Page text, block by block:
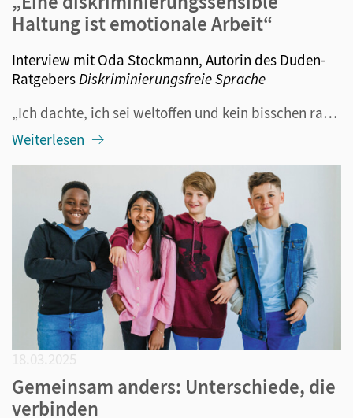
Haltung ist emotionale Arbeit“
Interview mit Oda Stockmann, Autorin des Duden-
RatgebersDiskriminierungsfreie Sprache
„Ich dachte, ich sei weltoffen und kein bisschen rassistisch, sexistisch oder auf anderen Ebenen diskriminierend, auch nicht aus Versehen.“ Das schreibt Oda Stockmann in ihrem Buch Diskriminierungsfreie Sprache – und erklärt dann, warum sie sich mit dieser Annahme geirrt hat. Ihr Ratgeber hilft dabe...
Weiterlesen
Gemeinsam anders: Unterschiede, die
verbinden